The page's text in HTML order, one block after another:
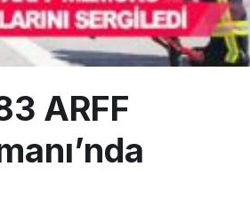
ARFF